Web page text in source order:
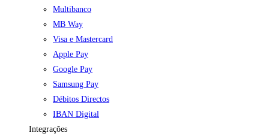
Multibanco
MB Way
Visa e Mastercard
Apple Pay
Google Pay
Samsung Pay
Débitos Directos
IBAN Digital
Integrações